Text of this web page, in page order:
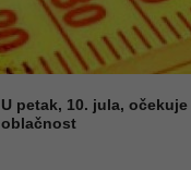
U petak, 10. jula,
oblačnost